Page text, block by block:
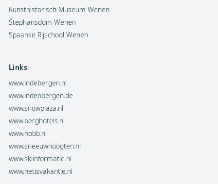
Kunsthistorisch Museum Wenen
Stephansdom Wenen
Spaanse Rijschool Wenen
Links
www.indebergen.nl
www.indenbergen.de
www.snowplaza.nl
www.berghotels.nl
www.hobb.nl
www.sneeuwhoogten.nl
www.skiinformatie.nl
www.hetisvakantie.nl